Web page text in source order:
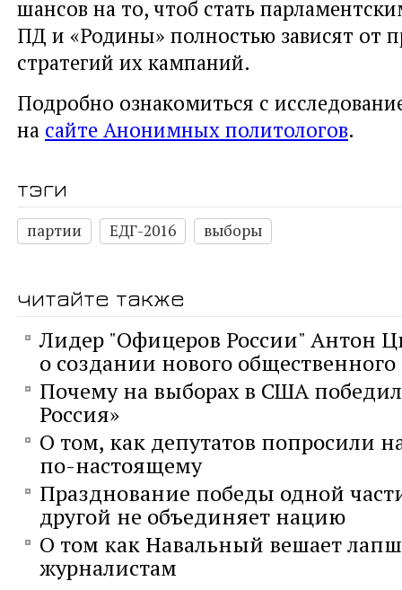
шансов на то, чтоб стать
ПД и «Родины» полностью зависят от
стратегий их кампаний.
Подробно ознакомиться с
на сайте Анонимных политологов.
тэги
партии ЕДГ-2016 выборы
читайте также
Лидер "Офицеров России" Антон
о создании нового
Почему на выборах в США
Россия»
О том, как депутатов попросили
по-настоящему
Празднование победы одной
другой не объединяет нацию
О том как Навальный вешает
журналистам